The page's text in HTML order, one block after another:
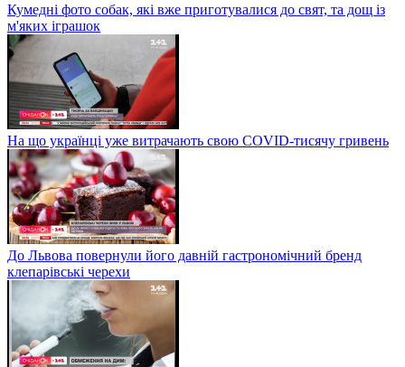
Кумедні фото собак, які вже приготувалися до свят, та дощ із
м'яких іграшок
На що українці уже витрачають свою COVID-тисячу гривень
До Львова повернули його давній гастрономічний бренд
клепарівські черехи